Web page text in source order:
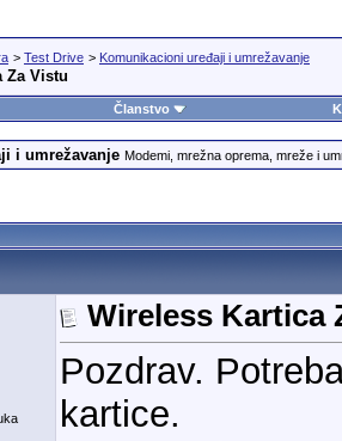
> Test Drive > Komunikacioni uređaji i umrežavanje
Za Vistu
Članstvo
i umrežavanje Modemi, mrežna oprema, mreže i
Wireless Kartica
Pozdrav.
kartice.